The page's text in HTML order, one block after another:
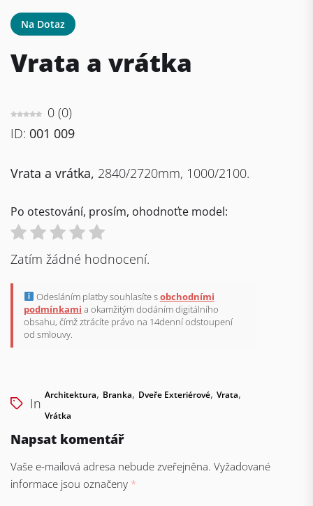
Na Dotaz
Vrata a vrátka
0 (0)
ID: 001 009
Vrata a vrátka, 2840/2720mm, 1000/2100.
Po otestování, prosím, ohodnoťte model:
Zatím žádné hodnocení.
Odesláním platby souhlasíte sobchodními
podmínkami a okamžitým dodáním digitálního
obsahu, čímž ztrácíte právo na 14denní odstoupení
od smlouvy.
In
Architektura, Branka, Dveře Exteriérové, Vrata,
Vrátka
Napsat komentář
Vaše e-mailová adresa nebude zveřejněna. Vyžadované
informace jsou označeny *